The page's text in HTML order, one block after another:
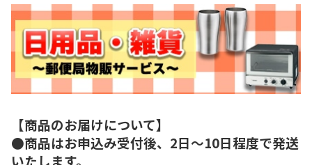
【商品のお届けについて】
●商品はお申込み受付後、2日～10日程度で発送
いたします。